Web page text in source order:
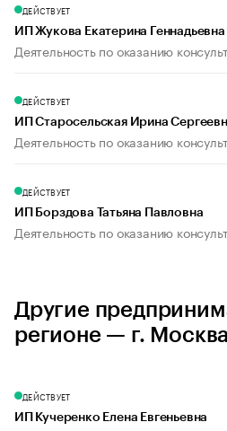
ДЕЙСТВУЕТ
ИП Жукова Екатерина Геннадьевна
Деятельность по оказанию
ДЕЙСТВУЕТ
ИП Старосельская Ирина
Деятельность по оказанию
ДЕЙСТВУЕТ
ИП Борздова Татьяна Павловна
Деятельность по оказанию
Другие
регионе — г. Москва
ДЕЙСТВУЕТ
ИП Кучеренко Елена Евгеньевна